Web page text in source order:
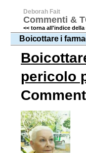
Deborah Fait
Commenti &
<< torna all'indice della
Boicottare i
pericolo